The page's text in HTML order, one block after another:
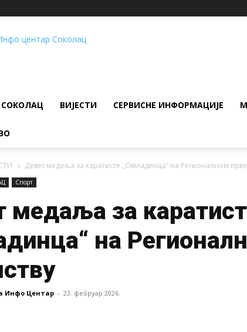
ИНФО
СОКОЛАЦ ВИЈЕСТИ СЕРВИСНЕ ИНФОРМАЦИЈЕ
Девет медаља за каратисте „Омладинца“ на Регионалном
Спорт
медаља за
на
Инфо Центар - 23. фебруар 2026.